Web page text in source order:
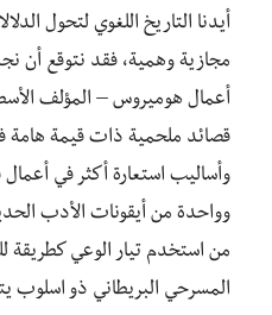
أيدنا التاريخ اللغوي لتحول
مجازية وهمية، فقد نتوقع أن
أعمال هوميروس – المؤلف
قصائد ملحمية ذات قيمة هامة
وأساليب استعارة أكثر في أعمال
وواحدة من أيقونات الأدب
من استخدم تيار الوعي كطريقة
المسرحي البريطاني ذو